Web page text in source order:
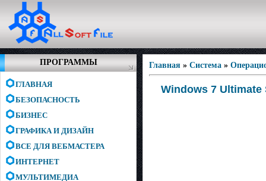
ПРОГРАММЫ
ГЛАВНАЯ
БЕЗОПАСНОСТЬ
БИЗНЕС
ГРАФИКА И ДИЗАЙН
ВСЕ ДЛЯ ВЕБМАСТЕРА
ИНТЕРНЕТ
МУЛЬТИМЕДИА
Главная » Система »
Windows 7 Ultimate